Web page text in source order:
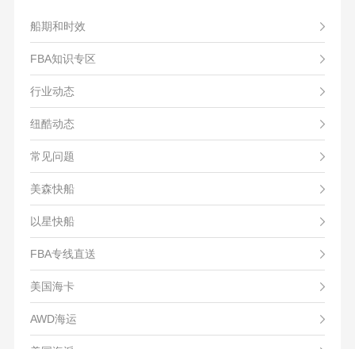
船期和时效
FBA知识专区
行业动态
纽酷动态
常见问题
美森快船
以星快船
FBA专线直送
美国海卡
AWD海运